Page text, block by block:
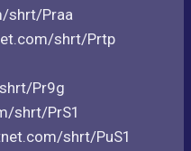
shrt/Praa
shrt/Prtp
Pr9g
shrt/PrS1
shrt/PuS1